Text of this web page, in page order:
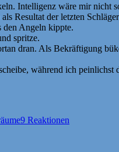
Intelligenz wäre mir nicht
Resultat der letzten
den Angeln kippte.
spritze.
dran. Als Bekräftigung
während ich peinlichst
9 Reaktionen